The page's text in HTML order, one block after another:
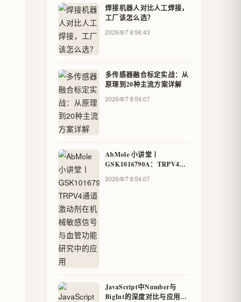
焊接机器人对比人工焊接，
工厂该怎么选？
2026/8/7 8:56:43
多传感器融合标定实战：从
原理到20种主流方案详解
2026/8/7 8:54:07
AbMole 小讲堂丨
GSK1016790A：TRPV4通
血管功能研究中的应用
2026/8/7 8:54:07
JavaScript中Number与
BigInt的深度对比与应用场